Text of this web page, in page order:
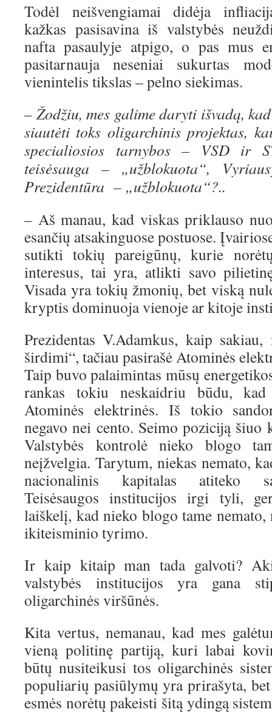
Todėl neišvengiamai didėja
kažkas pasisavina iš valstybės
nafta pasaulyje atpigo, o pas mus
pasitarnauja neseniai sukurtas
vienintelis tikslas – pelno siekimas.
– Žodžiu, mes galime daryti išvadą,
siautėti toks oligarchinis projektas,
specialiosios tarnybos – VSD ir
teisėsauga – „užblokuota“,
Prezidentūra – „užblokuota“?..
– Aš manau, kad viskas priklauso
esančių atsakinguose postuose.
sutikti tokių pareigūnų, kurie
interesus, tai yra, atlikti savo
Visada yra tokių žmonių, bet viską
kryptis dominuoja vienoje ar kitoje
Prezidentas V.Adamkus, kaip
širdimi“, tačiau pasirašė Atominės
Taip buvo palaimintas mūsų
rankas tokiu neskaidriu būdu,
Atominės elektrinės. Iš tokio
negavo nei cento. Seimo poziciją šiuo
Valstybės kontrolė nieko blogo
neįžvelgia. Tarytum, niekas nemato,
nacionalinis kapitalas atiteko
Teisėsaugos institucijos irgi tyli,
laiškelį, kad nieko blogo tame
ikiteisminio tyrimo.
Ir kaip kitaip man tada galvoti?
valstybės institucijos yra gana
oligarchinės viršūnės.
Kita vertus, nemanau, kad mes
vieną politinę partiją, kuri labai
būtų nusiteikusi tos oligarchinės
populiarių pasiūlymų yra prirašyta,
esmės norėtų pakeisti šitą ydingą